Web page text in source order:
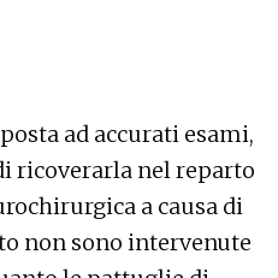
ad accurati esami,
ricoverarla nel reparto
a causa di
non sono intervenute